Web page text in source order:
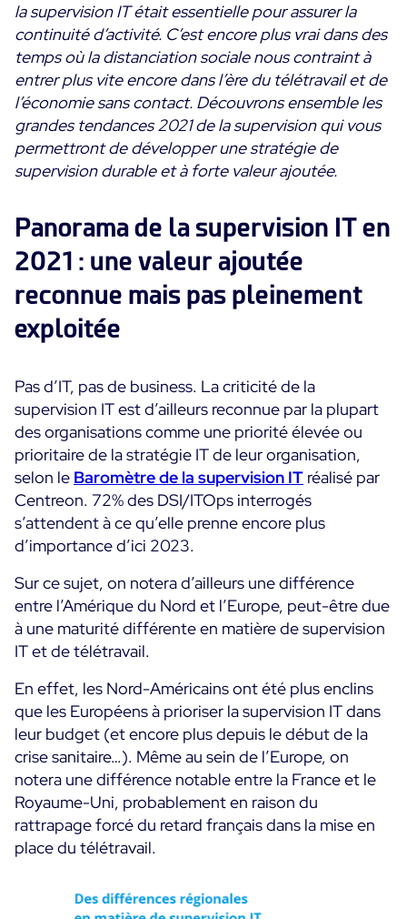
Performance Web
Supervision des Conteneurs
Supervision du Cloud
Supervision réseau
MSP
Logistique & Commerce
Santé
Education
Public
Toutes
Technologies
AWS
Cisco Meraki
Google Cloud Platform
Kubernetes
Microsoft 365
POURQUOI CENTREON
Notre vision
Essai gratuit Centreon Infra Monitoring
Partenaires
Programme Partenaires MSP
Centreon et AWS
Services
Professional Services
Customer Care
Formation
Communauté
The Watch
Github
Open Source
RESSOURCES
payante selon le critère du TCO
Supervision au-delà de l’IT : un guide de survie pour
la convergence IT/OT
Documentation
The Watch
Toutes les ressources
Ebooks
Corporate
Salle de presse
Blog
Bonnes Pratiques
Evénements
la supervision IT était essentielle pour assurer la
continuité d’activité. C’est encore plus vrai dans des
temps où la distanciation sociale nous contraint à
entrer plus vite encore dans l’ère du télétravail et de
l’économie sans contact. Découvrons ensemble les
grandes tendances 2021 de la supervision qui vous
permettront de développer une stratégie de
supervision durable et à forte valeur ajoutée.
Panorama de la supervision IT en
2021 : une valeur ajoutée
reconnue mais pas pleinement
exploitée
Pas d’IT, pas de business. La criticité de la
supervision IT est d’ailleurs reconnue par la plupart
des organisations comme une priorité élevée ou
prioritaire de la stratégie IT de leur organisation,
selon le Baromètre de la supervision IT réalisé par
Centreon. 72% des DSI/ITOps interrogés
s’attendent à ce qu’elle prenne encore plus
d’importance d’ici 2023.
Sur ce sujet, on notera d’ailleurs une différence
entre l’Amérique du Nord et l’Europe, peut-être due
à une maturité différente en matière de supervision
IT et de télétravail.
En effet, les Nord-Américains ont été plus enclins
que les Européens à prioriser la supervision IT dans
leur budget (et encore plus depuis le début de la
crise sanitaire…). Même au sein de l’Europe, on
notera une différence notable entre la France et le
Royaume-Uni, probablement en raison du
rattrapage forcé du retard français dans la mise en
place du télétravail.